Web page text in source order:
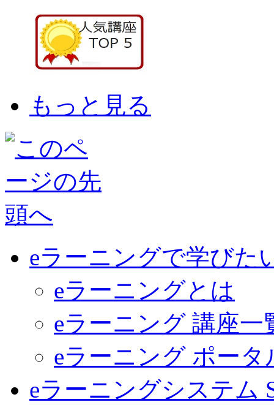
もっと見る
eラーニングで学びた
eラーニングとは
eラーニング 講座一
eラーニング ポータ
eラーニングシステム